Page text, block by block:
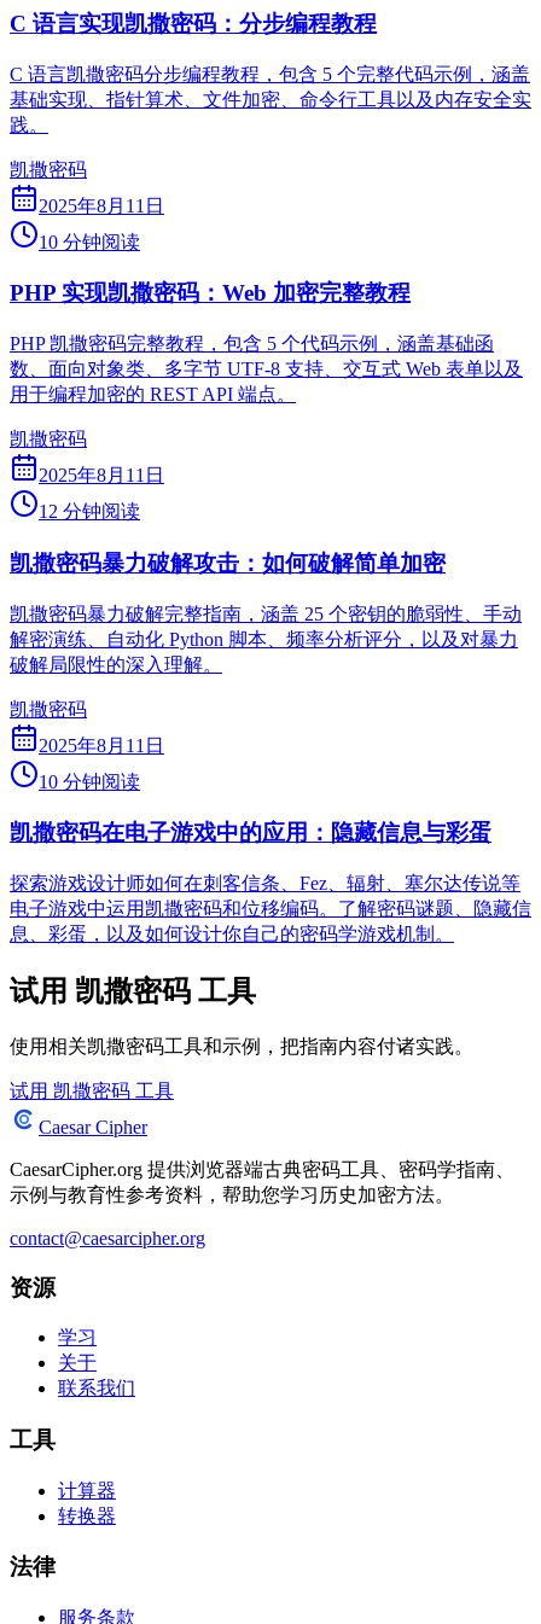
C 语言实现凯撒密码：分步编程教程
C 语言凯撒密码分步编程教程，包含 5 个完整代码示例，涵盖
基础实现、指针算术、文件加密、命令行工具以及内存安全实
践。
凯撒密码
2025年8月11日
10 分钟阅读
PHP 实现凯撒密码：Web 加密完整教程
PHP 凯撒密码完整教程，包含 5 个代码示例，涵盖基础函
数、面向对象类、多字节 UTF-8 支持、交互式 Web 表单以及
用于编程加密的 REST API 端点。
凯撒密码
2025年8月11日
12 分钟阅读
凯撒密码暴力破解攻击：如何破解简单加密
凯撒密码暴力破解完整指南，涵盖 25 个密钥的脆弱性、手动
解密演练、自动化 Python 脚本、频率分析评分，以及对暴力
破解局限性的深入理解。
凯撒密码
2025年8月11日
10 分钟阅读
凯撒密码在电子游戏中的应用：隐藏信息与彩蛋
探索游戏设计师如何在刺客信条、Fez、辐射、塞尔达传说等
电子游戏中运用凯撒密码和位移编码。了解密码谜题、隐藏信
息、彩蛋，以及如何设计你自己的密码学游戏机制。
试用 凯撒密码 工具
使用相关凯撒密码工具和示例，把指南内容付诸实践。
试用 凯撒密码 工具
Caesar Cipher
CaesarCipher.org 提供浏览器端古典密码工具、密码学指南、
示例与教育性参考资料，帮助您学习历史加密方法。
contact@caesarcipher.org
资源
学习
关于
联系我们
工具
计算器
转换器
法律
服务条款